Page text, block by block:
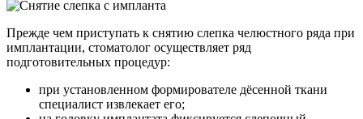
Прежде чем приступать к снятию слепка челюстного ряда при
имплантации, стоматолог осуществляет ряд
подготовительных процедур:
при установленном формирователе дёсенной ткани
специалист извлекает его;